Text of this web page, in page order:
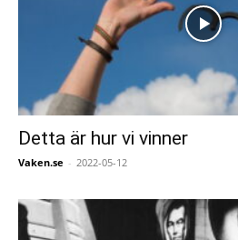
Detta är hur vi vinner
Vaken.se - 2022-05-12